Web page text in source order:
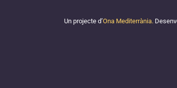
Un projecte d’Ona Mediterrània.